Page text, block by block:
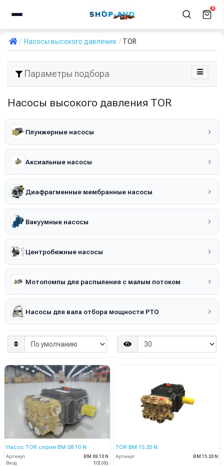
0
Насосы высокого давления TOR
Параметры подбора
Насосы высокого давления TOR
Плунжерные насосы
Аксиальные насосы
Диафрагменные мембранные насосы
Вакуумные насосы
Центробежные насосы
Мотопомпы для распыления с малым потоком
Насосы для вала отбора мощности PTO
Насос TOR серия BM 08.10 N
Артикул
BM 08.10 N
Вход
1/2 (G)
TOR BM 15.20 N
Артикул BM 15.20 N